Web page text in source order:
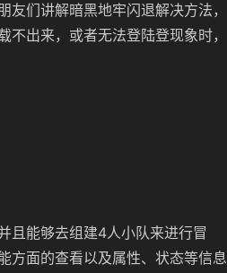
们讲解暗黑地牢闪退解决方法，
出来，或者无法登陆登现象时，
且能够去组建4人小队来进行冒
方面的查看以及属性、状态等信息